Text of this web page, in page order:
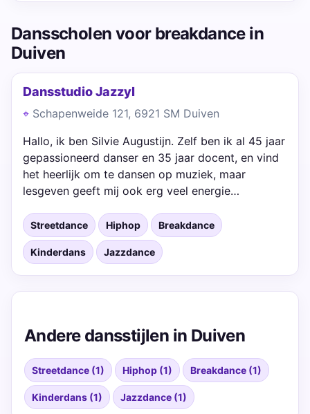
Dansscholen voor breakdance in
Duiven
Dansstudio Jazzyl
Schapenweide 121, 6921 SM Duiven
Hallo, ik ben Silvie Augustijn. Zelf ben ik al 45 jaar
gepassioneerd danser en 35 jaar docent, en vind
het heerlijk om te dansen op muziek, maar
lesgeven geeft mij ook erg veel energie…
Streetdance Hiphop Breakdance
Kinderdans Jazzdance
Andere dansstijlen in Duiven
Streetdance (1) Hiphop (1) Breakdance (1)
Kinderdans (1) Jazzdance (1)